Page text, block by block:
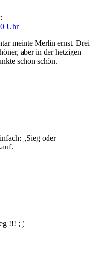
Uhr
meinte Merlin ernst. Drei
aber in der hetzigen
schon schön.
„Sieg oder
!!! ; )